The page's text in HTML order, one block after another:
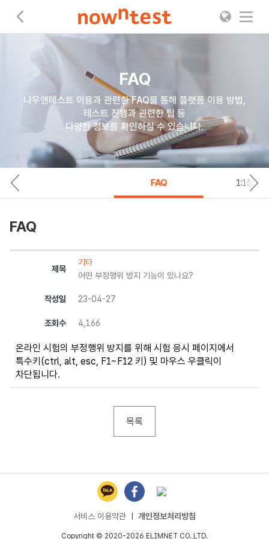
FAQ
나우앤테스트 이용과 관련한 FAQ를 통해 플랫폼 이용 방법,
테스트 진행과 관련한 팁 등
다양한 정보를 확인하실 수 있습니다.
FAQ 1:1상담
FAQ
제목
기타
어떤 부정행위 방지 기능이 있나요?
작성일 23-04-27
조회수 4,166
온라인 시험의 부정행위 방지를 위해 시험 응시 페이지에서
특수키(ctrl, alt, esc, F1~F12 키) 및 마우스 우클릭이
차단됩니다.
목록
서비스 이용약관 개인정보처리방침
Copyright © 2020-2026 ELIMNET CO.,LTD.